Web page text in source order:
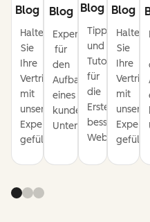
Blog
Halten
Sie
Ihre
Vertriebspipeline
mit
unseren
Expertentipps
gefüllt.
Blog
Expertentipps
für
den
Aufbau
eines
kundenorientierten
Unternehmens.
Blog
Tipps
und
Tutorials
für
die
Erstellung
besserer
Websites.
Blog
Halten
Sie
Ihre
mit
gefüllt.